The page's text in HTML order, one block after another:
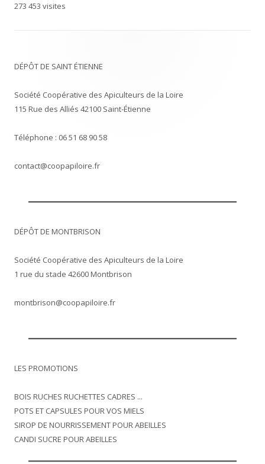
273 453 visites
DÉPÔT DE SAINT ÉTIENNE
Société Coopérative des Apiculteurs de la Loire
115 Rue des Alliés 42100 Saint-Étienne
Téléphone : 06 51 68 90 58
contact@coopapiloire.fr
DÉPÔT DE MONTBRISON
Société Coopérative des Apiculteurs de la Loire
1 rue du stade 42600 Montbrison
montbrison@coopapiloire.fr
LES PROMOTIONS
BOIS RUCHES RUCHETTES CADRES ...
POTS ET CAPSULES POUR VOS MIELS
SIROP DE NOURRISSEMENT POUR ABEILLES
CANDI SUCRE POUR ABEILLES